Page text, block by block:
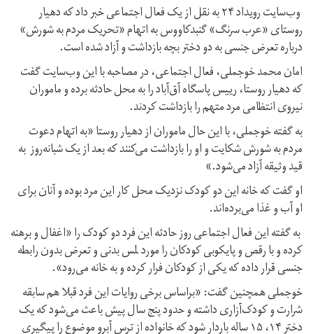
وب‌سایت رویداد ۲۴ به نقل از یک فعال اجتماعی خبر داد که دهیار
روستای «عرب سرنگ» گنبدکاووس به اتهام «تحریک مردم به شورش»
درباره تعرض جنسی به دو دختر بچه بازداشت و آزاد شده است.
امان محمد خوجملی، فعال اجتماعی، در مصاحبه با این وب‌سایت گفت
که دهیار روستا، رییس پاسگاه آق‌آباد را به محل حادثه برده و ماموران
نیروی انتظامی مرد متهم را بازداشت کردند.
به گفته خوجملی، با این حال ماموران از دهیار روستا «به اتهام دعوت
مردم به شورش شکایت و او را بازداشت می‌کنند که بعد از یک شبانه‌روز به
قید وثیقه آزاد می‌شود.»
او گفت که خانه این دو کودک نزدیک محل کار این مرد بوده و آنان برای
او آب و غذا می‌برده‌اند.
به گفته این فعال اجتماعی روز حادثه این فرد دو کودک را «اغفال و برهنه
کرده و با رقص و پایکوبی کودکان را مورد لمس بدنی و تعرض بدون رابطه
جنسی قرار داده که یکی از کودکان فرار کرده و به خانه می‌رود».
خوجملی همچنین گفت: «براساس برخی روایات این فرد قبلا هم سابقه
شرارت و کودک‌آزاری داشته و حدود پنج سال پیش باعث می‌شود که یک